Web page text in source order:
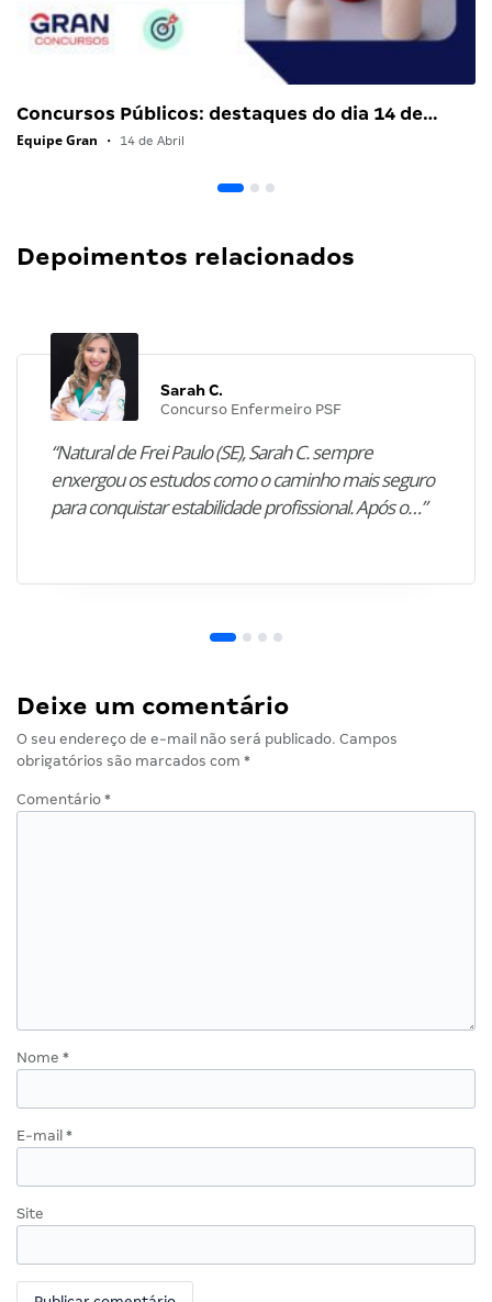
Concursos Públicos: destaques do dia 14 de…
Equipe Gran • 14 de Abril
Depoimentos relacionados
Sarah C.
Concurso Enfermeiro PSF
“Natural de Frei Paulo (SE), Sarah C. sempre
enxergou os estudos como o caminho mais seguro
para conquistar estabilidade profissional. Após o…”
Deixe um comentário
O seu endereço de e-mail não será publicado. Campos
obrigatórios são marcados com *
Comentário *
Nome *
E-mail *
Site